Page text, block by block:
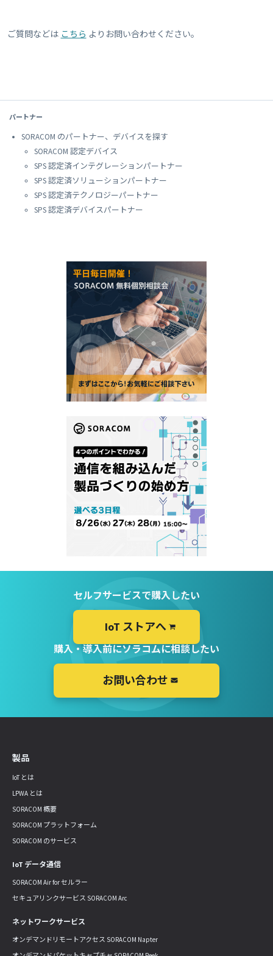
ご質問などは こちら よりお問い合わせください。
パートナー
SORACOM のパートナー、デバイスを探す
SORACOM 認定デバイス
SPS 認定済インテグレーションパートナー
SPS 認定済ソリューションパートナー
SPS 認定済テクノロジーパートナー
SPS 認定済デバイスパートナー
セルフサービスで購入したい
IoT ストアへ
購入・導入前にソラコムに相談したい
お問い合わせ
製品
IoT とは
LPWA とは
SORACOM 概要
SORACOM プラットフォーム
SORACOM のサービス
IoT データ通信
SORACOM Air for セルラー
セキュアリンクサービス SORACOM Arc
ネットワークサービス
オンデマンドリモートアクセス SORACOM Napter